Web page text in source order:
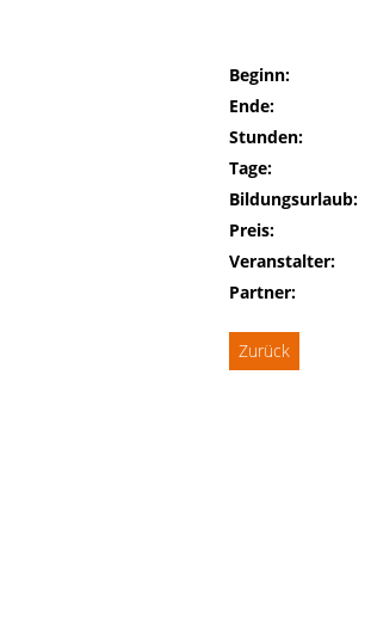
Beginn:
Ende:
Stunden:
Tage:
Bildungsurlaub:
Preis:
Veranstalter:
Partner:
Zurück